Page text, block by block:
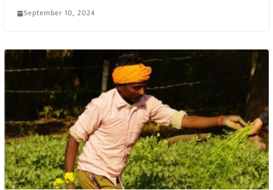
September 10, 2024